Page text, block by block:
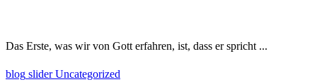
Das Erste, was wir von Gott erfahren, ist, dass er spricht ...
blog slider Uncategorized